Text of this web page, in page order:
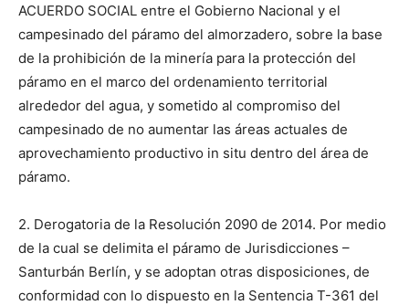
ACUERDO SOCIAL entre el Gobierno Nacional y el
campesinado del páramo del almorzadero, sobre la base
de la prohibición de la minería para la protección del
páramo en el marco del ordenamiento territorial
alrededor del agua, y sometido al compromiso del
campesinado de no aumentar las áreas actuales de
aprovechamiento productivo in situ dentro del área de
páramo.
2. Derogatoria de la Resolución 2090 de 2014. Por medio
de la cual se delimita el páramo de Jurisdicciones –
Santurbán Berlín, y se adoptan otras disposiciones, de
conformidad con lo dispuesto en la Sentencia T-361 del